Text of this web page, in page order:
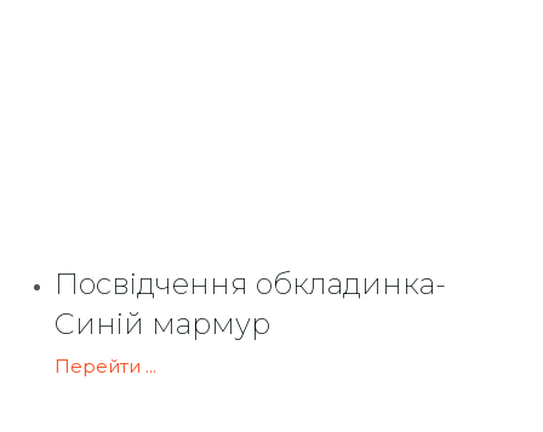
Посвідчення обкладинка-
Синій мармур
Перейти ...